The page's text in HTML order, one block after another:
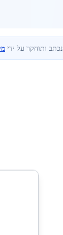
נכתב ותוחקר על ידי